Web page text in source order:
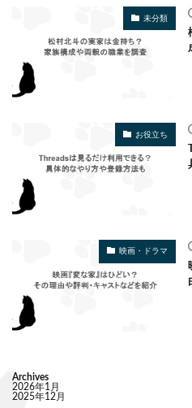
未分類
お役立ち
映画・ドラマ
Archives
2026年1月
2025年12月